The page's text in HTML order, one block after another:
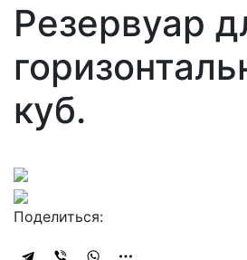
Резервуар
куб.
Поделиться: